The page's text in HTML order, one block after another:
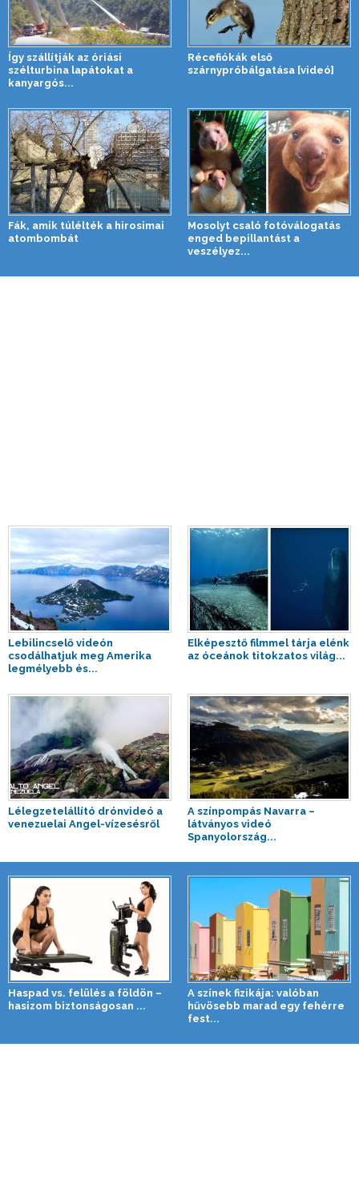
Így szállítják az óriási
szélturbina lapátokat a
kanyargós...
Récefiókák első
szárnypróbálgatása [videó]
Fák, amik túlélték a hirosimai
atombombát
Mosolyt csaló fotóválogatás
enged bepillantást a
veszélyez...
Lebilincselő videón
csodálhatjuk meg Amerika
legmélyebb és...
Elképesztő filmmel tárja elénk
az óceánok titokzatos világ...
Lélegzetelállító drónvideó a
venezuelai Angel-vízesésről
A színpompás Navarra –
látványos videó
Spanyolország...
Haspad vs. felülés a földön –
hasizom biztonságosan ...
A színek fizikája: valóban
hűvösebb marad egy fehérre
fest...